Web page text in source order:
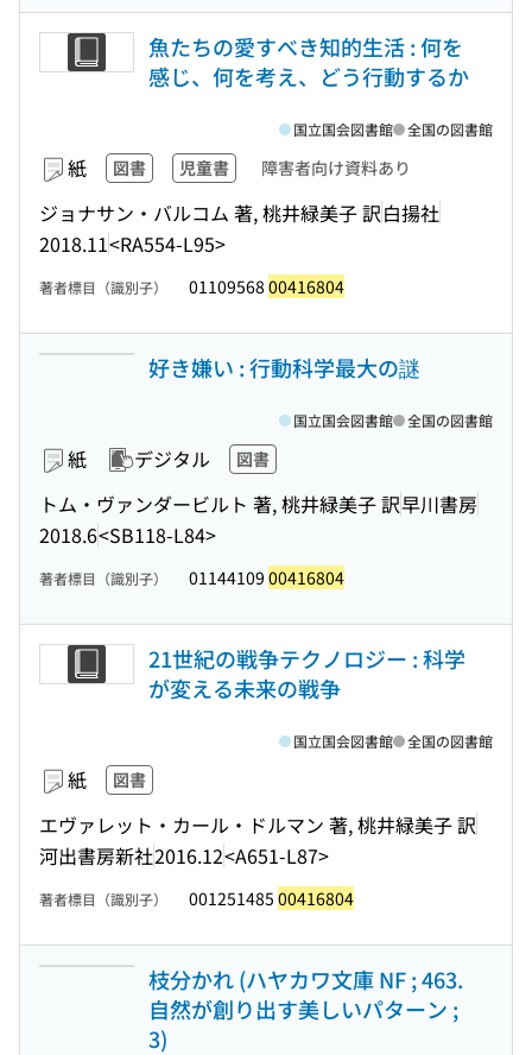
魚たちの愛すべき知的生活 : 何を
感じ、何を考え、どう行動するか
紙 図書 児童書 障害者向け資料あり
ジョナサン・バルコム 著, 桃井緑美子 訳白揚社
2018.11<RA554-L95>
国立国会図書館 全国の図書館
著者標目（識別子） 01109568 00416804
好き嫌い : 行動科学最大の謎
紙 デジタル 図書
トム・ヴァンダービルト 著, 桃井緑美子 訳早川書房
2018.6<SB118-L84>
国立国会図書館 全国の図書館
著者標目（識別子） 01144109 00416804
21世紀の戦争テクノロジー : 科学
が変える未来の戦争
紙 図書
エヴァレット・カール・ドルマン 著, 桃井緑美子 訳
河出書房新社2016.12<A651-L87>
国立国会図書館 全国の図書館
著者標目（識別子） 001251485 00416804
枝分かれ (ハヤカワ文庫 NF ; 463.
自然が創り出す美しいパターン ;
3)